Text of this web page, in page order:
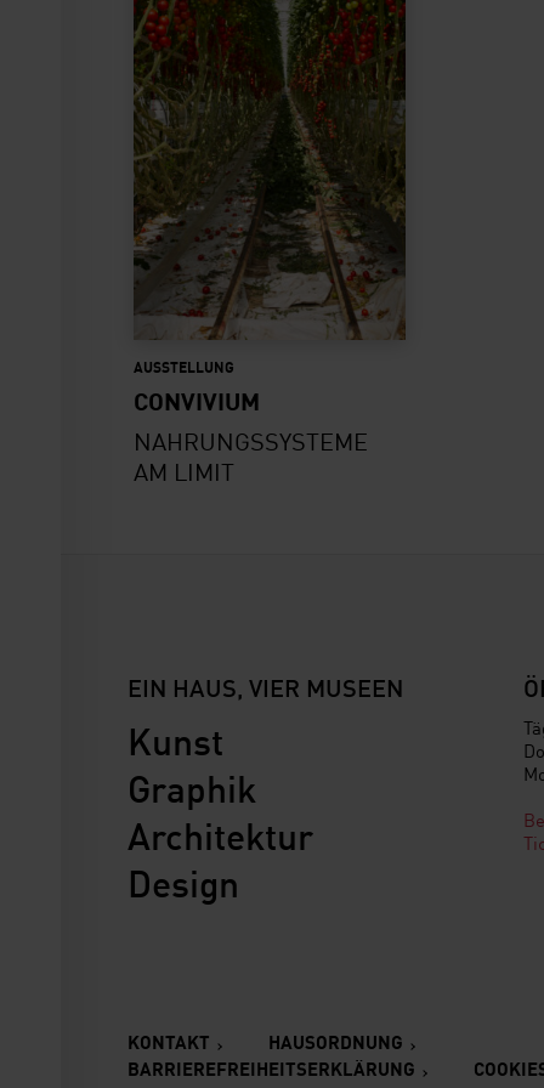
AUSSTELLUNG
CONVIVIUM
NAHRUNGSSYSTEME
AM LIMIT
EIN HAUS, VIER MUSEEN
Kunst
Graphik
Architektur
Design
KONTAKT HAUSORDNUNG
BARRIEREFREIHEITSERKLÄRUNG